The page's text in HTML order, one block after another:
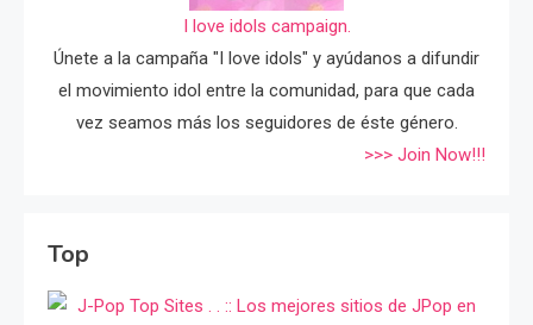
I love idols campaign.
Únete a la campaña "I love idols" y ayúdanos a difundir
el movimiento idol entre la comunidad, para que cada
vez seamos más los seguidores de éste género.
>>> Join Now!!!
Top